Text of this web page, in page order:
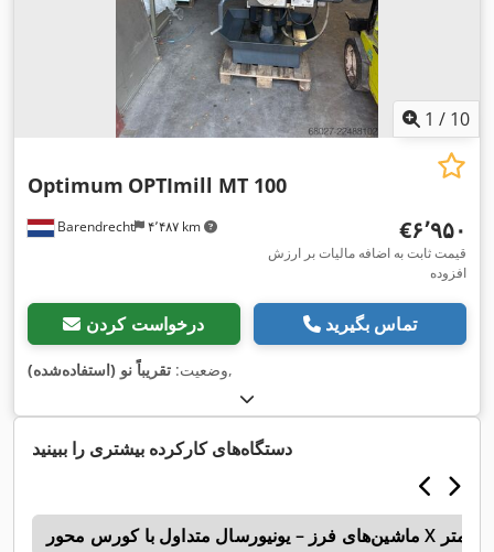
1 / 10
Barendrecht ۴٬۴۸۷ km
Optimum OPTImill MT 100
‎€۶٬۹۵۰
قیمت ثابت به اضافه مالیات بر ارزش
افزوده
درخواست کردن تماس بگیرید
وضعیت: تقریباً نو (استفاده‌شده) ,
دستگاه‌های کارکرده بیشتری را ببینید